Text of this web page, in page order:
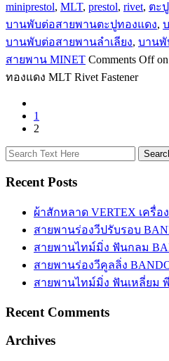
miniprestol, MLT, prestol, rivet, ตะ
บานพับต่อสายพานตะปูทองแดง,
บานพับต่อสายพานลำเลียง, บานพั
สายพาน MINET Comments Off
ทองแดง MLT Rivet Fastener
1
2
Recent Posts
ผ้าสักหลาด VERTEX เครื่อ
สายพานร่องวีปรับรอบ
สายพานไทม์มิ่ง ฟันกลม
สายพานร่องวีคูลลิ่ง
สายพานไทม์มิ่ง ฟันเหลี่ยม
Recent Comments
Archives